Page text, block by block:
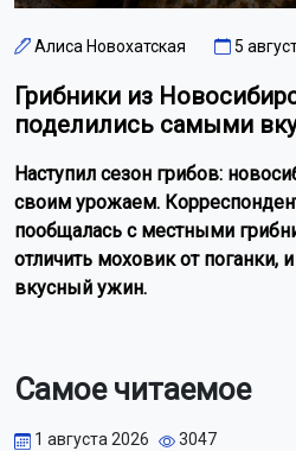
Алиса Новохатская 5
Грибники из
поделились самыми
Наступил сезон грибов:
своим урожаем.
пообщалась с местными
отличить моховик от поганки,
вкусный ужин.
Самое читаемое
1 августа 2026 3047